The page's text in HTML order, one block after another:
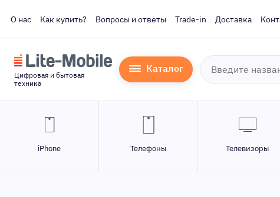
О нас Как купить? Вопросы и ответы Trade-in Доставка
Цифровая и бытовая
техника
Каталог
iPhone Телефоны Телевизоры